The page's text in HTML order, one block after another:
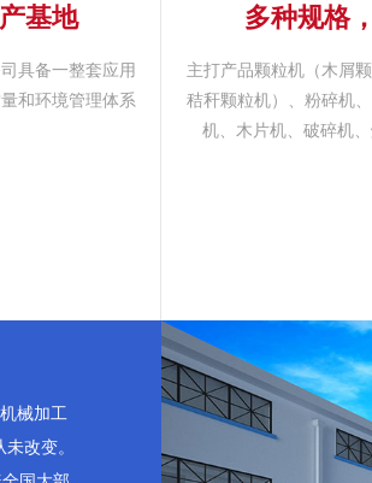
基地
具备一整套应用
和环境管理体系
多种规格
主打产品颗粒机（木屑
秸秆颗粒机）、粉碎机
机、木片机、破碎机、
械加工
改变。